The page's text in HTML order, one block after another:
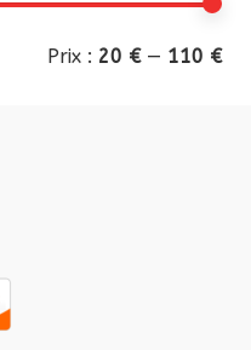
Prix : 20 €— 110 €